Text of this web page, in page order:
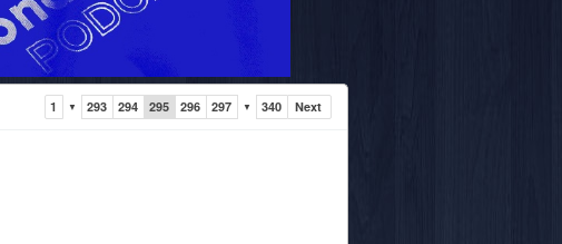
1 ▼ 293 294 295 296 297 ▼ 340 Next